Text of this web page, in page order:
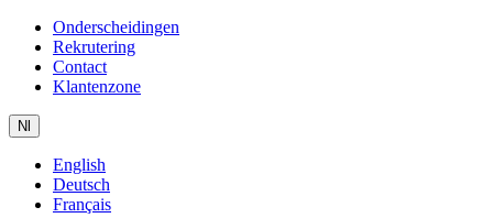
Onderscheidingen
Rekrutering
Contact
Klantenzone
Nl
English
Deutsch
Français